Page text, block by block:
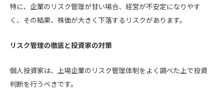
特に、企業のリスク管理が甘い場合、経営が不安定になりやす
く、その結果、株価が大きく下落するリスクがあります。
リスク管理の徹底と投資家の対策
個人投資家は、上場企業のリスク管理体制をよく調べた上で投資
判断を行うべきです。